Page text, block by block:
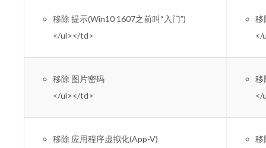
移除 提示(Win10 1607之前叫“入门”)
</ul></td>
移
</
移除 图片密码
</ul></td>
移
</
移除 应用程序虚拟化(App-V)
移